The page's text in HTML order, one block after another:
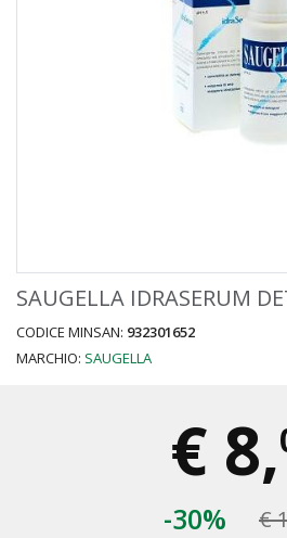
SAUGELLA IDRASERUM
CODICE MINSAN: 932301652
MARCHIO: SAUGELLA
€ 8,
-30% €